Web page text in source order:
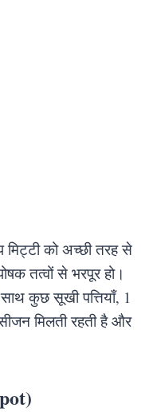
को अच्छी तरह से
तत्वों से भरपूर हो।
कुछ सूखी पत्तियाँ, 1
मिलती रहती है और